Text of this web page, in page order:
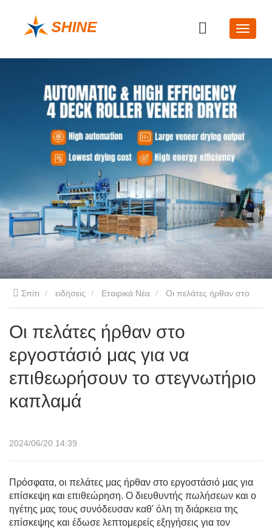
Σπίτι ειδήσεις Εταιρικά Νέα
εργοστάσιό μας για να επιθεωρήσουν το στεγνωτήριο καπλαμά
Οι πελάτες ήρθαν στο
εργοστάσιό μας για να
επιθεωρήσουν το στεγνωτήριο
καπλαμά
2024/06/20 14:39
Πρόσφατα, οι πελάτες μας ήρθαν στο εργοστάσιό μας για
επίσκεψη και επιθεώρηση. Ο διευθυντής πωλήσεων και ο
ηγέτης μας τους συνόδευσαν καθ' όλη τη διάρκεια της
επίσκεψης και έδωσε λεπτομερείς εξηγήσεις για τον